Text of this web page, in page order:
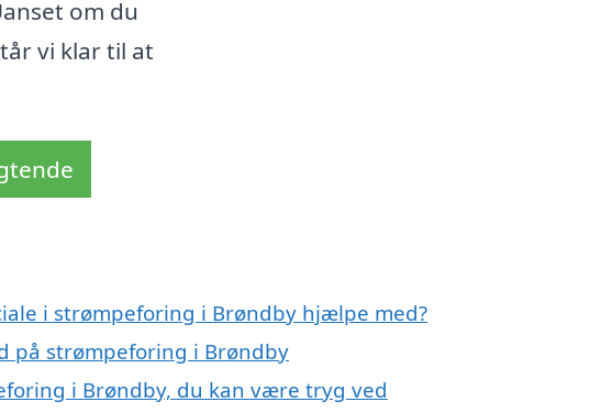
om du
vi klar til at
i strømpeforing i Brøndby hjælpe med?
på strømpeforing i Brøndby
i Brøndby, du kan være tryg ved